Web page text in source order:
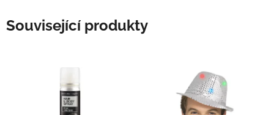
Související produkty